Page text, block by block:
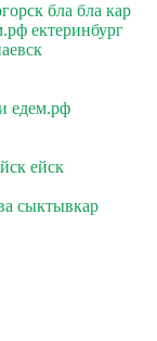
бла бла кар
ектеринбург
едем.рф
ейск
сыктывкар